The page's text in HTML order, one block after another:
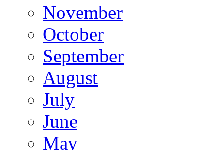
November
October
September
August
July
June
May